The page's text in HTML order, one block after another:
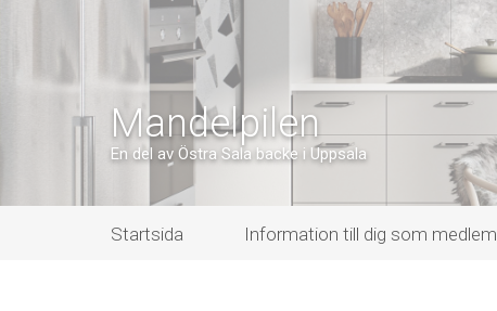
Mandelpilen
En del av Östra Sala backe i Uppsala
Startsida Information till dig som medlem